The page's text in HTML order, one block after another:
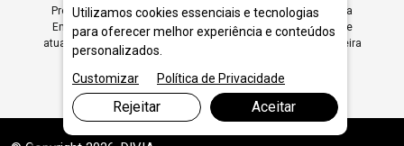
Procurando Dicas, Notícias e Blog de Consultoria Financeira
Empresarial? A Parcon Consultoria Empresarial está sempre
atualizada com dicas, notícias e blog de Consultoria Financeira
Utilizamos cookies essenciais e tecnologias
para oferecer melhor experiência e conteúdos
personalizados.
Customizar
Política de Privacidade
Rejeitar Aceitar